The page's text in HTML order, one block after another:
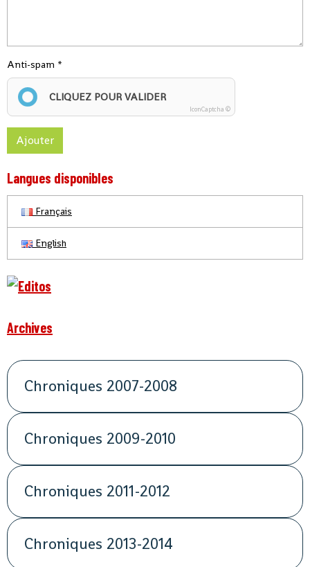
Anti-spam
CLIQUEZ POUR VALIDER
IconCaptcha ©
Ajouter
Langues disponibles
Français
English
Archives
Chroniques 2007-2008
Chroniques 2009-2010
Chroniques 2011-2012
Chroniques 2013-2014